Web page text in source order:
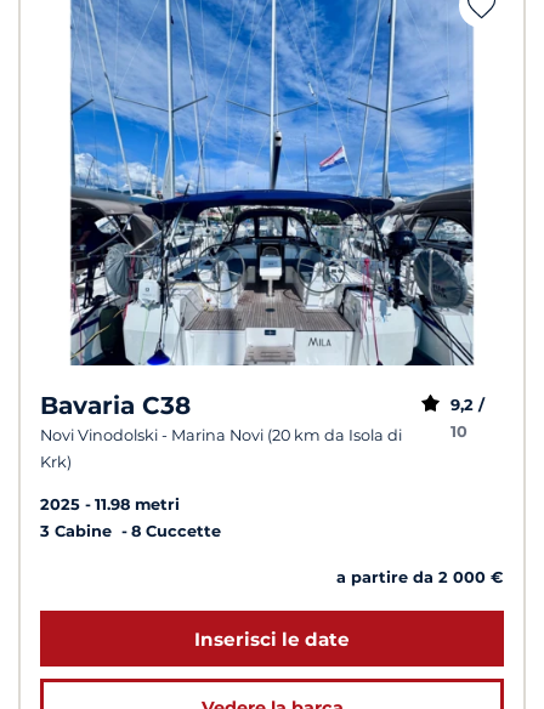
Bavaria C38
Novi Vinodolski - Marina Novi (20 km da Isola di
Krk)
9,2 /
10
2025
11.98 metri
3 Cabine
8 Cuccette
a partire da 2 000 €
Inserisci le date